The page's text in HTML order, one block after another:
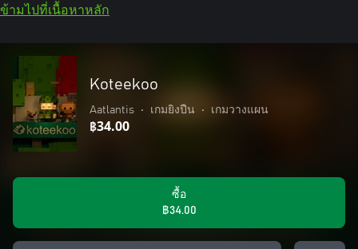
ข้ามไปที่เนื้อหาหลัก
Koteekoo
Aatlantis • เกมยิงปืน • เกมวางแผน
฿34.00
ซื้อ
฿34.00